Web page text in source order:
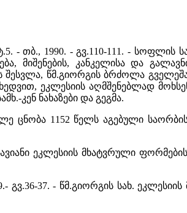
- თბ., 1990. - გვ.110-111. - სოფლის
მიშენების, კანკელისა და
წმ.გიორგის ბრძოლა
ეკლესიის აღმშენებლად
კენ ნახაზები და გეგმა.
ცნობა 1152 წელს აგებული
ეკლესიის მხატვრული
გვ.36-37. - წმ.გიორგის სახ.